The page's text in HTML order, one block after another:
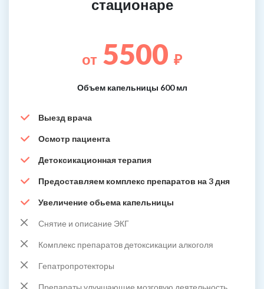
стационаре
от 5500 ₽
Объем капельницы 600 мл
Выезд врача
Осмотр пациента
Детоксикационная терапия
Предоставляем комплекс препаратов на 3 дня
Увеличение обьема капельницы
Снятие и описание ЭКГ
Комплекс препаратов детоксикации алкоголя
Гепатропротекторы
Препараты улучшающие мозговую деятельность